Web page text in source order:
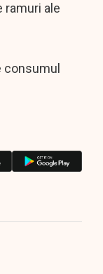
ramuri ale
consumul